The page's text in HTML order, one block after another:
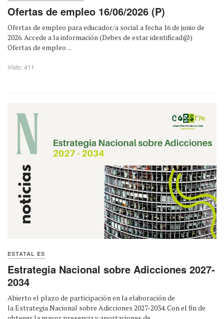
Ofertas de empleo 16/06/2026 (P)
Ofertas de empleo para educador/a social a fecha 16 de junio de
2026. Accede a la información (Debes de estar identificad@)
Ofertas de empleo ...
Visto: 411
ESTATAL ES
Estrategia Nacional sobre Adicciones 2027-
2034
Abierto el plazo de participación en la elaboración de
la Estrategia Nacional sobre Adicciones 2027-2034. Con el fin de